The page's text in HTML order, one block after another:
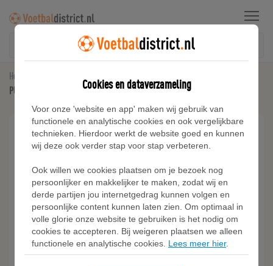
Menu
Home
PUMA King Top Gras / Kunstgras Voetbalschoenen (MG) Zwart Wit Goud
Cookies en dataverzameling
Voor onze 'website en app' maken wij gebruik van
functionele en analytische cookies en ook vergelijkbare
technieken. Hierdoor werkt de website goed en kunnen
wij deze ook verder stap voor stap verbeteren.
Ook willen we cookies plaatsen om je bezoek nog
persoonlijker en makkelijker te maken, zodat wij en
derde partijen jou internetgedrag kunnen volgen en
persoonlijke content kunnen laten zien. Om optimaal in
volle glorie onze website te gebruiken is het nodig om
cookies te accepteren. Bij weigeren plaatsen we alleen
functionele en analytische cookies. Lees meer hier.